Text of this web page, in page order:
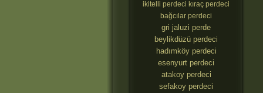
ikitelli perdeci kıraç perdeci
bağcılar perdeci
gri jaluzi perde
beylikdüzü perdeci
hadımköy perdeci
esenyurt perdeci
atakoy perdeci
sefakoy perdeci